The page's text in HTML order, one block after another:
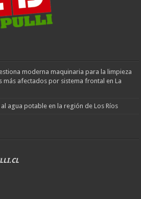
moderna maquinaria para la limpieza
más afectados por sistema frontal en La
agua potable en la región de Los Ríos